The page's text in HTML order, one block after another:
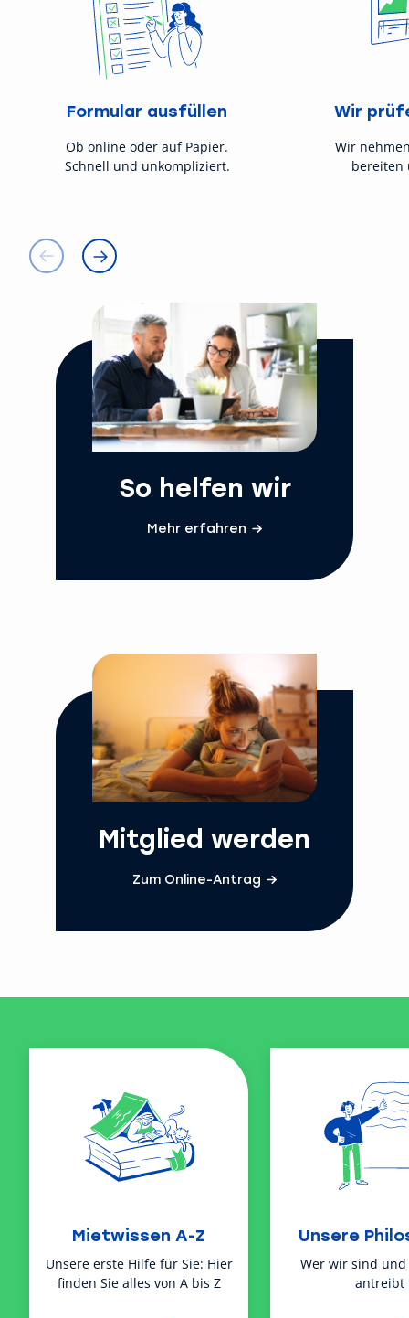
Formular ausfüllen
Ob online oder auf Papier.
Schnell und unkompliziert.
Wir
Wir
bereiten
So helfen wir
Mehr erfahren
Mitglied werden
Zum Online-Antrag
Mietwissen A-Z
Unsere erste Hilfe für Sie: Hier
finden Sie alles von A bis Z
Unsere
Wer wir sind und
antreibt